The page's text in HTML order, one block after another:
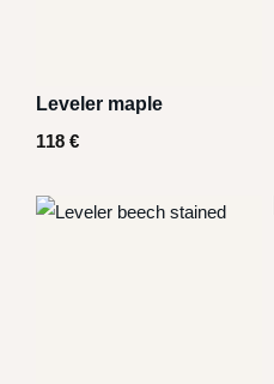
Leveler maple
118 €